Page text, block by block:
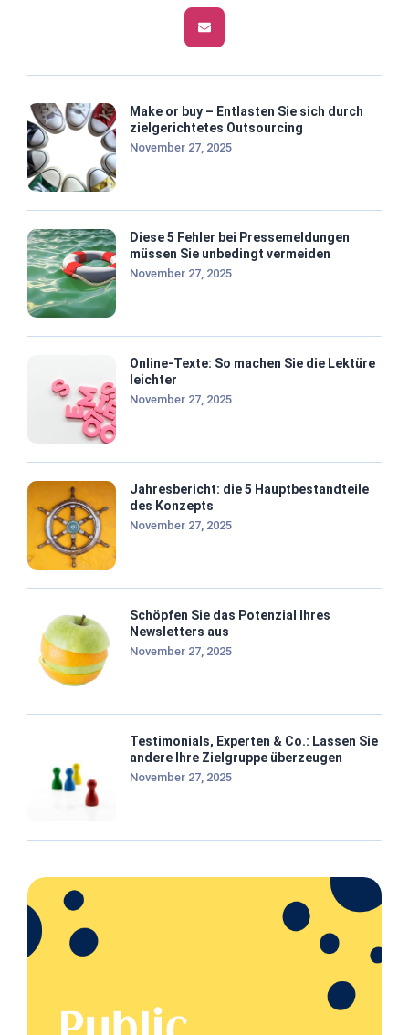
Make or buy – Entlasten Sie sich durch
zielgerichtetes Outsourcing
November 27, 2025
Diese 5 Fehler bei Pressemeldungen
müssen Sie unbedingt vermeiden
November 27, 2025
Online-Texte: So machen Sie die Lektüre
leichter
November 27, 2025
Jahresbericht: die 5 Hauptbestandteile
des Konzepts
November 27, 2025
Schöpfen Sie das Potenzial Ihres
Newsletters aus
November 27, 2025
Testimonials, Experten & Co.: Lassen Sie
andere Ihre Zielgruppe überzeugen
November 27, 2025